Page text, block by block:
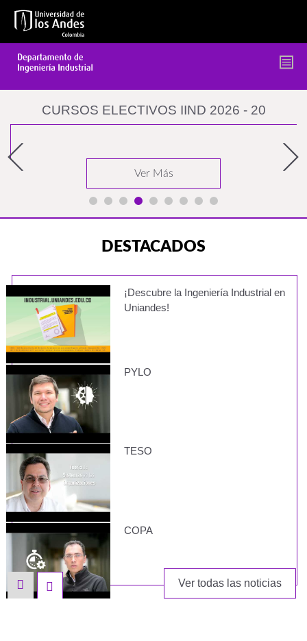
contenido
INICIO DE ADMISIONES
DESTACADOS
¡Descubre la Ingeniería Industrial en
Uniandes!
PYLO
TESO
COPA
Ver todas las noticias